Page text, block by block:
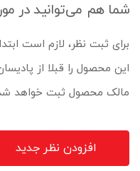
شما هم می‌توانید در
برای ثبت نظر، لازم است
این محصول را قبلا از
مالک محصول ثبت خواهد
افزودن نظر جدید